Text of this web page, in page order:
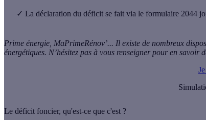
✓ La déclaration du déficit se fait via le formulaire 2044
Prime énergie, MaPrimeRénov’... Il existe de nombreux
énergétiques. N’hésitez pas à vous renseigner pour en savoir
Le déficit foncier, qu'est-ce que c'est ?